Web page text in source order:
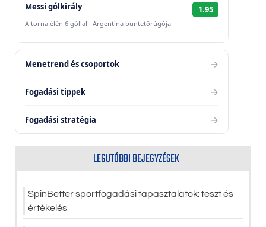
Messi gólkirály 1.95
A torna élén 6 góllal · Argentína büntetőrúgója
Menetrend és csoportok →
Fogadási tippek →
Fogadási stratégia →
LEGUTÓBBI BEJEGYZÉSEK
SpinBetter sportfogadási tapasztalatok: teszt és
értékelés